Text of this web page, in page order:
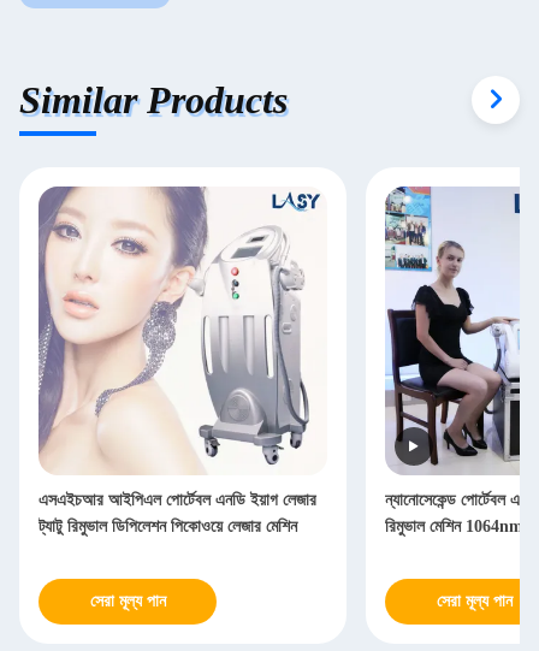
Similar Products
এসএইচআর আইপিএল পোর্টেবল এনডি ইয়াগ লেজার
ট্যাটু রিমুভাল ডিপিলেশন পিকোওয়ে লেজার মেশিন
সেরা মূল্য পান
ন্যানোসেকেন্ড পোর্টেবল
রিমুভাল মেশিন 1064nm
সেরা মূল্য পান